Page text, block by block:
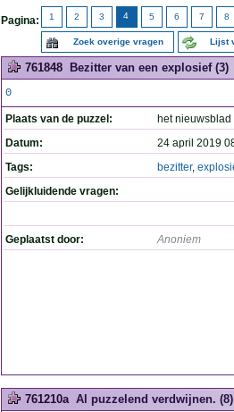
Pagina: 1 2 3 4 5 6 7 8
Zoek overige vragen Lijst
761848 Bezitter van een explosief (3)
0
Plaats van de puzzel:
het nieuwsblad
Datum:
24 april 2019
Tags:
bezitter,
Gelijkluidende vragen:
Geplaatst door: Anoniem
761210a Al puzzelend verdwijnen. (8)